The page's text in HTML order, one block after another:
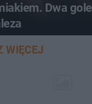
Dwa
WIĘCEJ